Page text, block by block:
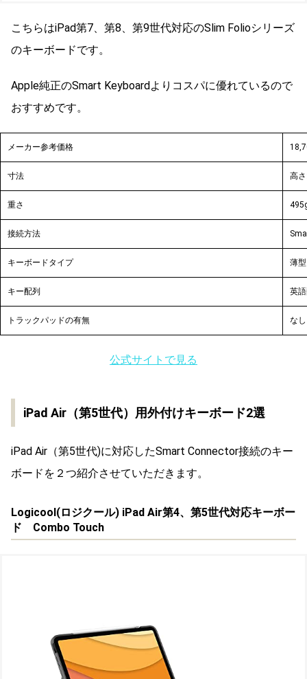
こちらはiPad第7、第8、第9世代対応のSlim Folioシリーズ
のキーボードです。
Apple純正のSmart Keyboardよりコスパに優れているので
おすすめです。
メーカー参考価格
寸法 高
重さ
接続方法
キーボードタイプ 薄型
キー配列 英
トラックパッドの有無 なし
公式サイトで見る
iPad Air（第5世代）用外付けキーボード2選
iPad Air（第5世代)に対応したSmart Connector接続のキー
ボードを２つ紹介させていただきます。
Logicool(ロジクール) iPad Air第4、第5世代対応キーボー
ド Combo Touch